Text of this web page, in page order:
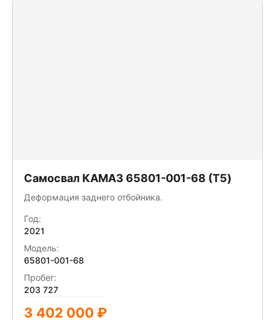
Самосвал КАМАЗ 65801-001-68 (T5)
Деформация заднего отбойника.
Год:
2021
Модель:
65801-001-68
Пробег:
203 727
3 402 000 ₽